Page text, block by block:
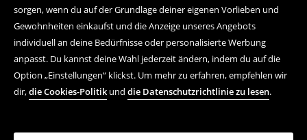
sorgen, wenn du auf der Grundlage deiner eigenen Vorlieben und
Gewohnheiten einkaufst und die Anzeige unseres Angebots
individuell an deine Bedürfnisse oder personalisierte Werbung
anpasst. Du kannst deine Wahl jederzeit ändern, indem du auf die
Option „Einstellungen“ klickst. Um mehr zu erfahren, empfehlen wir
dir,die Cookies-Politik und die Datenschutzrichtlinie zu lesen.